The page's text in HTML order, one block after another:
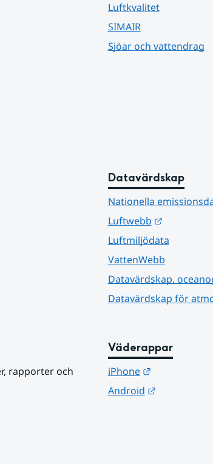
Luftkvalitet
SIMAIR
Sjöar och vattendrag
Datavärdskap
Nationella
Luftwebb
Länk till
Luftmiljödata
VattenWebb
Datavärdskap,
Datavärdskap för
rapporter och
Väderappar
iPhone
Länk till
Android
Länk till